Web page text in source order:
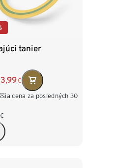
tanier
3,99€
cena za posledných 30
€